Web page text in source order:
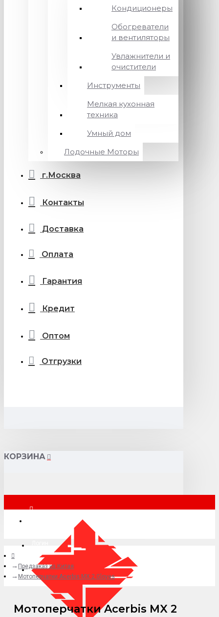
Кондиционеры
Обогреватели
и вентиляторы
Увлажнители и
очистители
Инструменты
Мелкая кухонная
техника
Умный дом
Лодочные Моторы
г.Москва
Контакты
Доставка
Оплата
Гарантия
Кредит
Оптом
Отгрузки
КОРЗИНА
+7 (495) 015-41-41
Предзаказ из Китая
Мотоперчатки Acerbis MX 2 Gloves
Мотоперчатки Acerbis MX 2